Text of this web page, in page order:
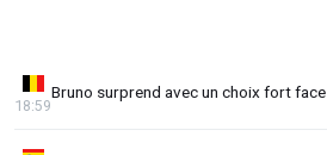
Bruno surprend avec un choix fort face
18:59